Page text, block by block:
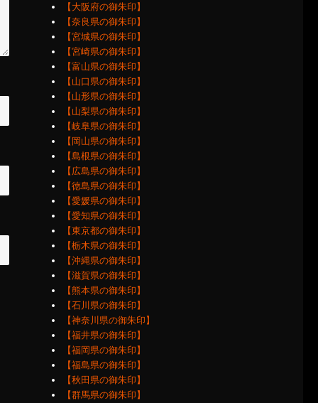
【大阪府の御朱印】
【奈良県の御朱印】
【宮城県の御朱印】
【宮崎県の御朱印】
【富山県の御朱印】
【山口県の御朱印】
【山形県の御朱印】
【山梨県の御朱印】
【岐阜県の御朱印】
【岡山県の御朱印】
【島根県の御朱印】
【広島県の御朱印】
【徳島県の御朱印】
【愛媛県の御朱印】
【愛知県の御朱印】
【東京都の御朱印】
【栃木県の御朱印】
【沖縄県の御朱印】
【滋賀県の御朱印】
【熊本県の御朱印】
【石川県の御朱印】
【神奈川県の御朱印】
【福井県の御朱印】
【福岡県の御朱印】
【福島県の御朱印】
【秋田県の御朱印】
【群馬県の御朱印】